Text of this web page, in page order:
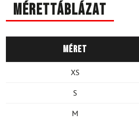
Mérettáblázat
Méret
XS
S
M